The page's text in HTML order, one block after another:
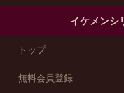
イケメンシ
トップ
無料会員登録